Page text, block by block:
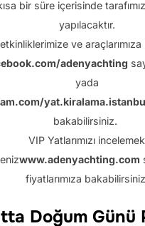
bir süre içerisinde
yapılacaktır.
ve
adenyachting
yada
bakabilirsiniz.
VIP Yatlarımızı incelemek
www.adenyachting.com
fiyatlarımıza
Doğum Günü